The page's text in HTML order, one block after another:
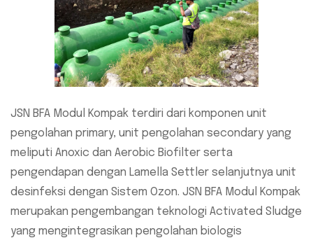
JSN BFA Modul Kompak terdiri dari komponen unit
pengolahan primary, unit pengolahan secondary yang
meliputi Anoxic dan Aerobic Biofilter serta
pengendapan dengan Lamella Settler selanjutnya unit
desinfeksi dengan Sistem Ozon. JSN BFA Modul Kompak
merupakan pengembangan teknologi Activated Sludge
yang mengintegrasikan pengolahan biologis